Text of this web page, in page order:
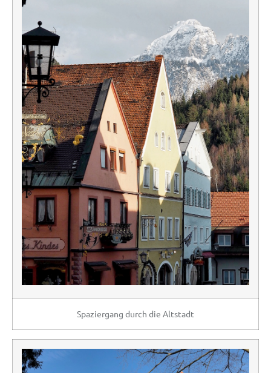
Spaziergang durch die Altstadt